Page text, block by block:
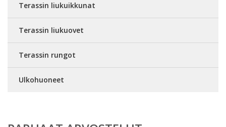
Terassin liukuikkunat
Terassin liukuovet
Terassin rungot
Ulkohuoneet